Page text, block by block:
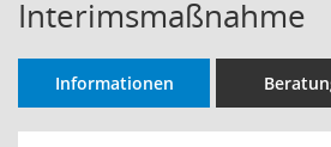
Interimsmaßnahme
Informationen